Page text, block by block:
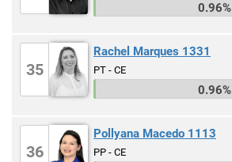
0.96%
35
Rachel Marques 1331
PT - CE
0.96%
36
Pollyana Macedo 1113
PP - CE